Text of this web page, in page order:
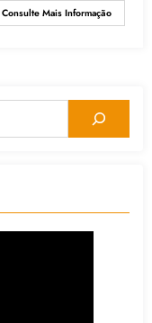
Consulte Mais Informação